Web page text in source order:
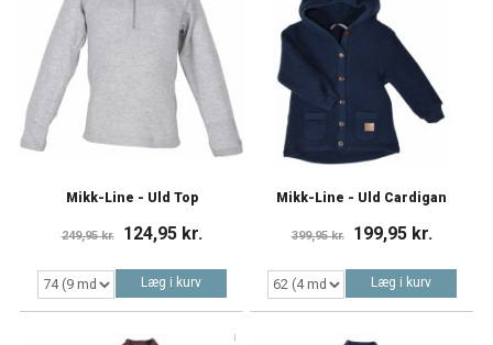
Mikk-Line - Uld Top
249,95 kr. 124,95 kr.
Læg i kurv
Mikk-Line - Uld Cardigan
399,95 kr. 199,95 kr.
Læg i kurv